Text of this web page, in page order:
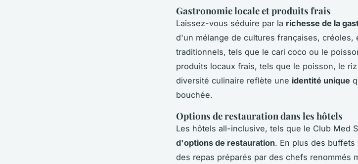
Gastronomie locale et produits frais
Laissez-vous séduire par la richesse de la
d'un mélange de cultures françaises, créoles,
traditionnels, tels que le cari coco ou le
produits locaux frais, tels que le poisson, le
diversité culinaire reflète une identité unique
bouchée.
Options de restauration dans les hôtels
Les hôtels all-inclusive, tels que le Club Med
d'options de restauration. En plus des
des repas préparés par des chefs renommés